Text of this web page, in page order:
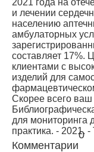
и лечении
населению
амбулаторных
составляет 17%.
клиентами с
изделий для
Скорее всего
для мониторинга
практика. - 2021.
Комментарии
0